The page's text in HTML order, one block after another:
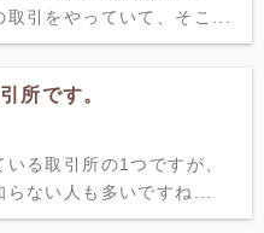
引をやっていて、そこ...
所です。
る取引所の1つですが、
ない人も多いですね...